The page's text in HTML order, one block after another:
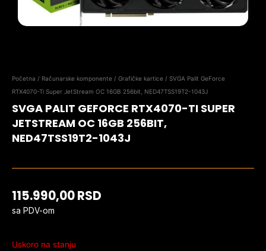
Početna / Računarske komponente / Grafičke kartice / SVGA Palit GeForce
RTX4070-Ti Super JetStream OC 16GB 256bit, NED47TSS19T2-1043J
SVGA PALIT GEFORCE RTX4070-TI SUPER
JETSTREAM OC 16GB 256BIT,
NED47TSS19T2-1043J
115.990,00RSD
sa PDV-om
Uskoro na stanju